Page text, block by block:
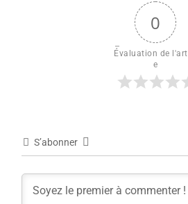
0
Évaluation de
e
S’abonner